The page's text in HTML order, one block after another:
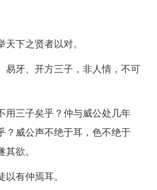
下之贤者以对。
易牙、开方三子，非人情，不可
用三子矣乎？仲与威公处几年
？威公声不绝于耳，色不绝于
欲。
有仲焉耳。